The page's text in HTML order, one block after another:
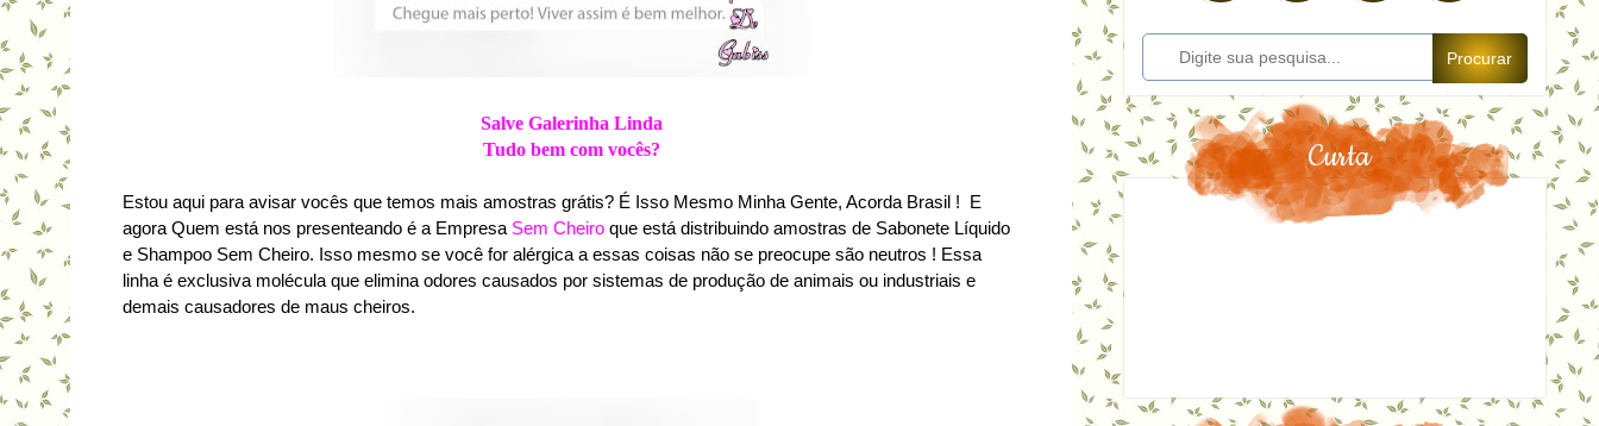
Salve Galerinha Linda
Tudo bem com vocês?
Estou aqui para avisar vocês que temos mais amostras grátis? É Isso Mesmo Minha Gente, Acorda Brasil ! E
agora Quem está nos presenteando é a Empresa Sem Cheiro que está distribuindo amostras de Sabonete Líquido
e Shampoo Sem Cheiro. Isso mesmo se você for alérgica a essas coisas não se preocupe são neutros ! Essa
linha é exclusiva molécula que elimina odores causados por sistemas de produção de animais ou industriais e
demais causadores de maus cheiros.
Procurar
Curta